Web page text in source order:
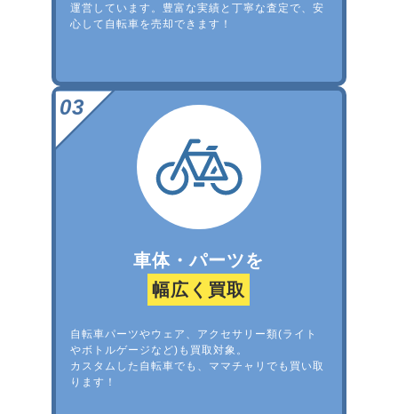
運営しています。豊富な実績と丁寧な査定で、安
心して自転車を売却できます！
車体・パーツを
幅広く買取
自転車パーツやウェア、アクセサリー類(ライト
やボトルゲージなど)も買取対象。
カスタムした自転車でも、ママチャリでも買い取
ります！